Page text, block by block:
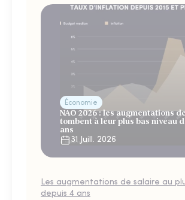
Économie
NAO 2026 : les augmentations
tombent à leur plus bas niveau
ans
31 Juill. 2026
Les augmentations de salaire au
depuis 4 ans